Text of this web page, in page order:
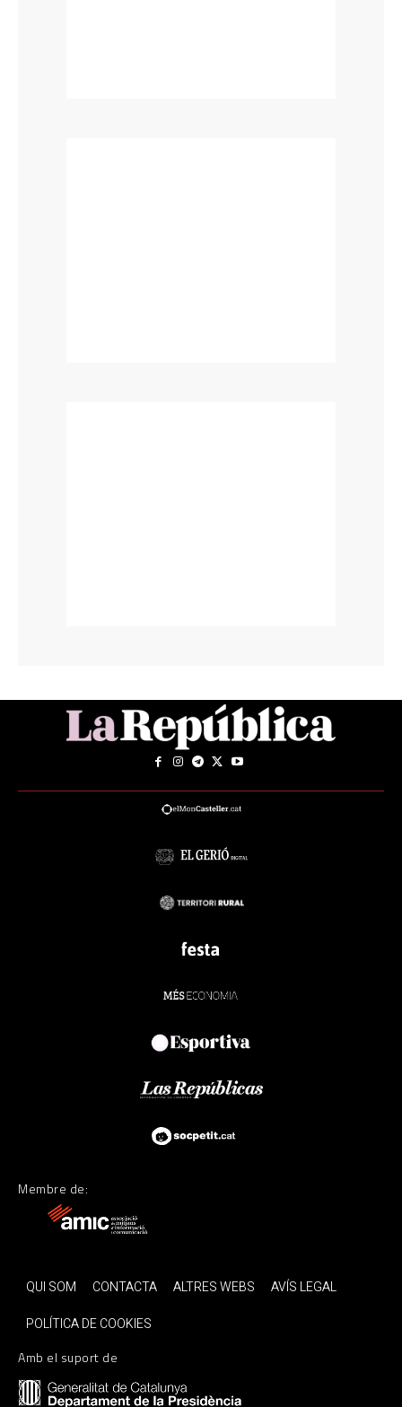
Membre de:
QUI SOM CONTACTA ALTRES WEBS
AVÍS LEGAL
POLÍTICA DE COOKIES
Amb el suport de